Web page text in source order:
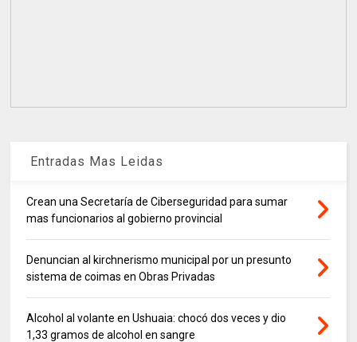
Entradas Mas Leidas
Crean una Secretaría de Ciberseguridad para sumar
mas funcionarios al gobierno provincial
Denuncian al kirchnerismo municipal por un presunto
sistema de coimas en Obras Privadas
Alcohol al volante en Ushuaia: chocó dos veces y dio
1,33 gramos de alcohol en sangre